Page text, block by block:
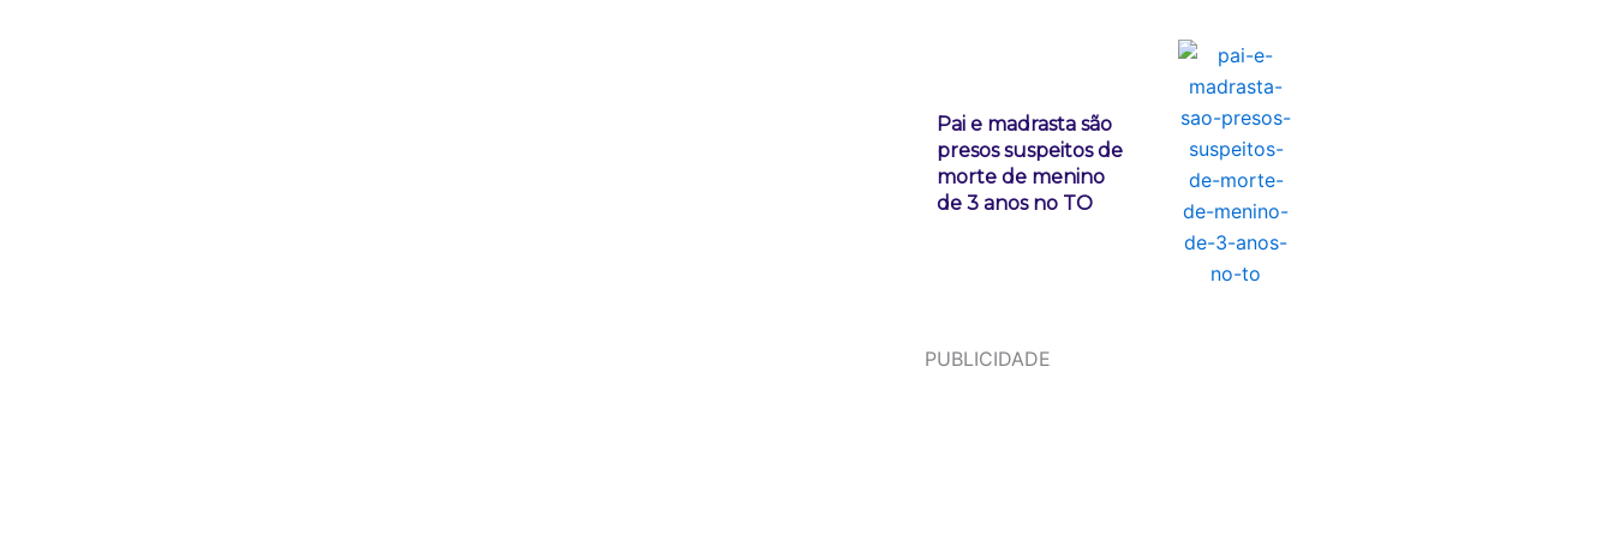
Pai e madrasta são
presos suspeitos de
morte de menino
de 3 anos no TO
PUBLICIDADE